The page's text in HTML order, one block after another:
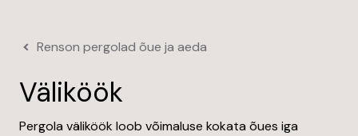
Renson pergolad õue ja aeda
Väliköök
Pergola väliköök loob võimaluse kokata õues iga